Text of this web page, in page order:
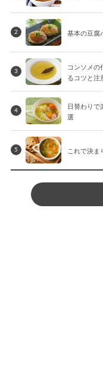
2 基本の豆腐
3
コンソメの
るコツと注
4
日替わりで
選
5 これで決ま